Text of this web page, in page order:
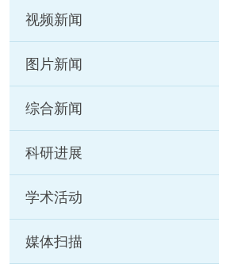
视频新闻
图片新闻
综合新闻
科研进展
学术活动
媒体扫描